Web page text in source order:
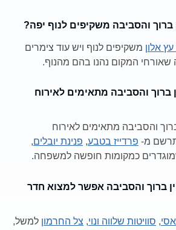
ברוך והסביבה משקיפים לנוף יפה?
אלון משקיפים לנוף ויש עוד צימרים
שאורחי המקום נהנו בהם מהנוף.
ברוך והסביבה מתאימים לאירוח
והסביבה מתאימים לאירוח
מ- פרדייז בטבע, פנינת יובלים,
כמקומות חופשה למשפחה.
ברוך והסביבה אפשר למצוא חדר
, סוויטות שלווה ונוי, צל החרמון למשל,